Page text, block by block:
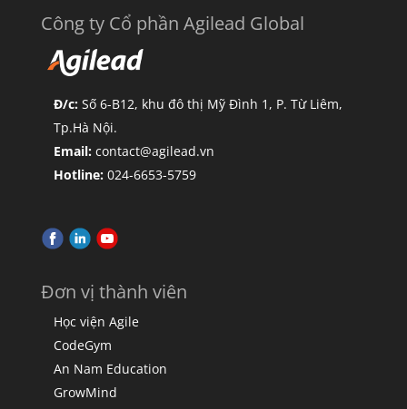
Công ty Cổ phần Agilead Global
Đ/c:Số 6-B12, khu đô thị Mỹ Đình 1, P. Từ Liêm,
Tp.Hà Nội.
Email: contact@agilead.vn
Hotline:024-6653-5759
Đơn vị thành viên
Học viện Agile
CodeGym
An Nam Education
GrowMind